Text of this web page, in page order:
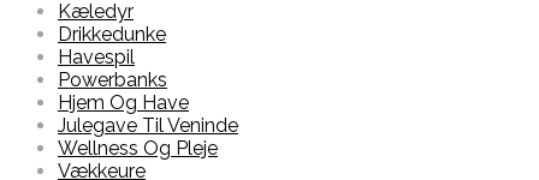
Kæledyr
Drikkedunke
Havespil
Powerbanks
Hjem Og Have
Julegave Til Veninde
Wellness Og Pleje
Vækkeure